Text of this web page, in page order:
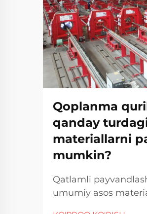
Qoplanma
qanday
materiallarni
mumkin?
Qatlamli
umumiy asos